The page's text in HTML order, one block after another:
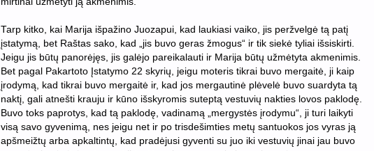
Tarp kitko, kai Marija išpažino Juozapui, kad laukiasi vaiko, jis peržvelgė tą patį
įstatymą, bet Raštas sako, kad „jis buvo geras žmogus“ ir tik siekė tyliai išsiskirti.
Jeigu jis būtų panorėjęs, jis galėjo pareikalauti ir Marija būtų užmėtyta akmenimis.
Bet pagal Pakartoto Įstatymo 22 skyrių, jeigu moteris tikrai buvo mergaitė, ji kaip
įrodymą, kad tikrai buvo mergaitė ir, kad jos mergautinė plėvelė buvo suardyta tą
naktį, gali atnešti krauju ir kūno išskyromis suteptą vestuvių nakties lovos paklodę.
Buvo toks paprotys, kad tą paklodę, vadinamą „mergystės įrodymu“, ji turi laikyti
visą savo gyvenimą, nes jeigu net ir po trisdešimties metų santuokos jos vyras ją
apšmeižtų arba apkaltintų , kad pradėjusi gyventi su juo iki vestuvių jinai jau buvo